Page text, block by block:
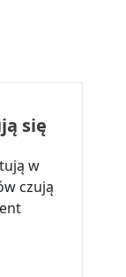
się
w
czują